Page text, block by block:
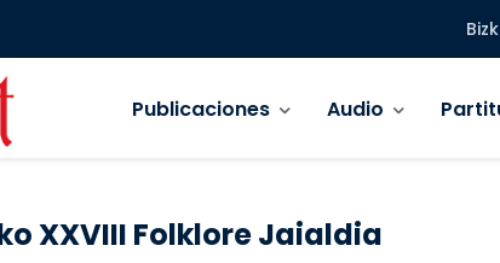
Publicaciones Audio
XXVIII Folklore Jaialdia